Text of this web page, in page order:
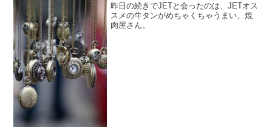
昨日の続きでJETと会ったのは、JETオス
スメの牛タンがめちゃくちゃうまい、焼
肉屋さん。